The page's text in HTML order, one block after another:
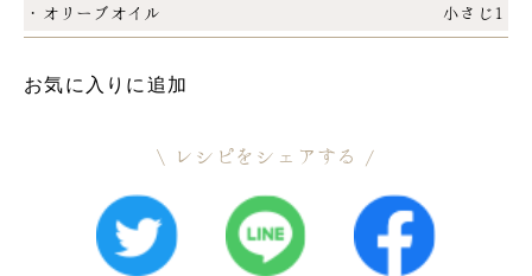
・オリーブオイル 小さじ1
お気に入りに追加
レシピをシェアする